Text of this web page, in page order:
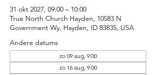
31 okt 2027, 09:00 – 10:00
True North Church Hayden, 10583 N
Government Wy, Hayden, ID 83835, USA
Andere datums
zo 09 aug, 9:00
zo 16 aug, 9:00